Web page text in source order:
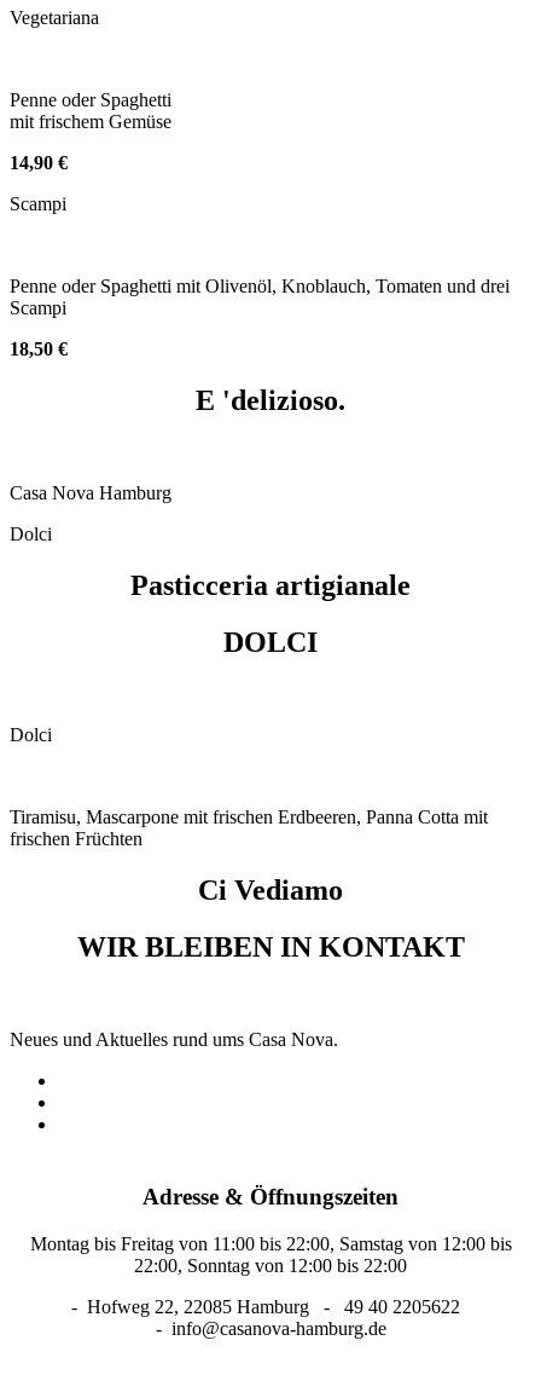
Vegetariana
Penne oder Spaghetti
mit frischem Gemüse
14,90 €
Scampi
Penne oder Spaghetti mit Olivenöl, Knoblauch, Tomaten und drei
Scampi
18,50 €
E 'delizioso.
Casa Nova Hamburg
Dolci
Pasticceria artigianale
DOLCI
Dolci
Tiramisu, Mascarpone mit frischen Erdbeeren, Panna Cotta mit
frischen Früchten
Ci Vediamo
WIR BLEIBEN IN KONTAKT
Neues und Aktuelles rund ums Casa Nova.
Adresse & Öffnungszeiten
Montag bis Freitag von 11:00 bis 22:00, Samstag von 12:00 bis
22:00, Sonntag von 12:00 bis 22:00
- Hofweg 22, 22085 Hamburg - 49 40 2205622
-info@casanova-hamburg.de